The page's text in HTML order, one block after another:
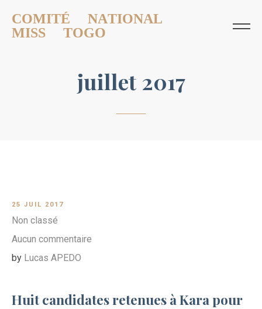
COMITÉ NATIONAL
MISS TOGO
juillet 2017
25 JUIL 2017
Non classé
Aucun commentaire
by Lucas APEDO
Huit candidates retenues à Kara pour